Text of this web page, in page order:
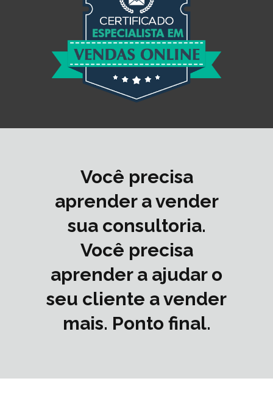
Você precisa
aprender a vender
sua consultoria.
Você precisa
aprender a ajudar o
seu cliente a vender
mais. Ponto final.